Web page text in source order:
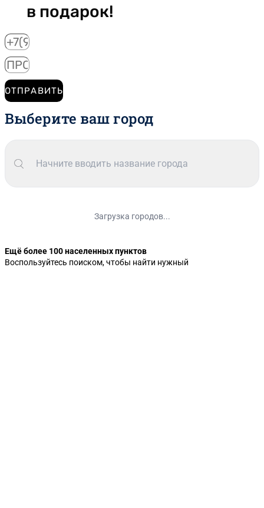
в подарок!
ОТПРАВИТЬ
Выберите ваш город
Загрузка городов...
Ещё более 100 населенных пунктов
Воспользуйтесь поиском, чтобы найти нужный